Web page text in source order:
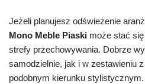
Jeżeli planujesz odświeżenie
Mono Meble Piaski może stać
strefy przechowywania. Dobrze
samodzielnie, jak i w zestawieniu
podobnym kierunku stylistycznym.